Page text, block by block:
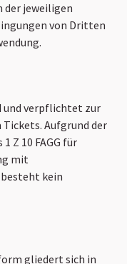
der jeweiligen
von Dritten
und verpflichtet zur
Aufgrund der
Z 10 FAGG für
mit
kein
gliedert sich in